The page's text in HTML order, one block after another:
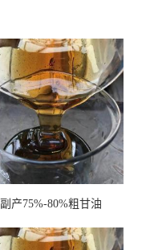
副产75%-80%粗甘油